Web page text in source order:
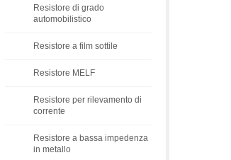
Resistore di grado
automobilistico
Resistore a film sottile
Resistore MELF
Resistore per rilevamento di
corrente
Resistore a bassa impedenza
in metallo